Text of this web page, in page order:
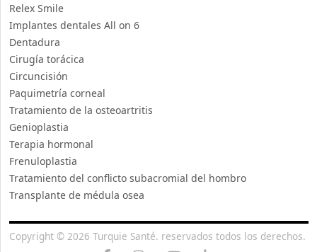
Relex Smile
Implantes dentales All on 6
Dentadura
Cirugía torácica
Circuncisión
Paquimetría corneal
Tratamiento de la osteoartritis
Genioplastia
Terapia hormonal
Frenuloplastia
Tratamiento del conflicto subacromial del hombro
Transplante de médula osea
Copyright © 2026 Turquie Santé. reservados todos los derechos.